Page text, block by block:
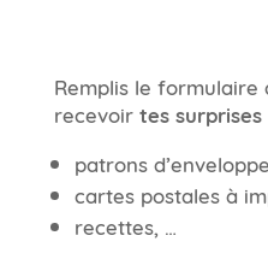
Remplis le formulaire
recevoir tes surprises
patrons
cartes postales à
recettes, …